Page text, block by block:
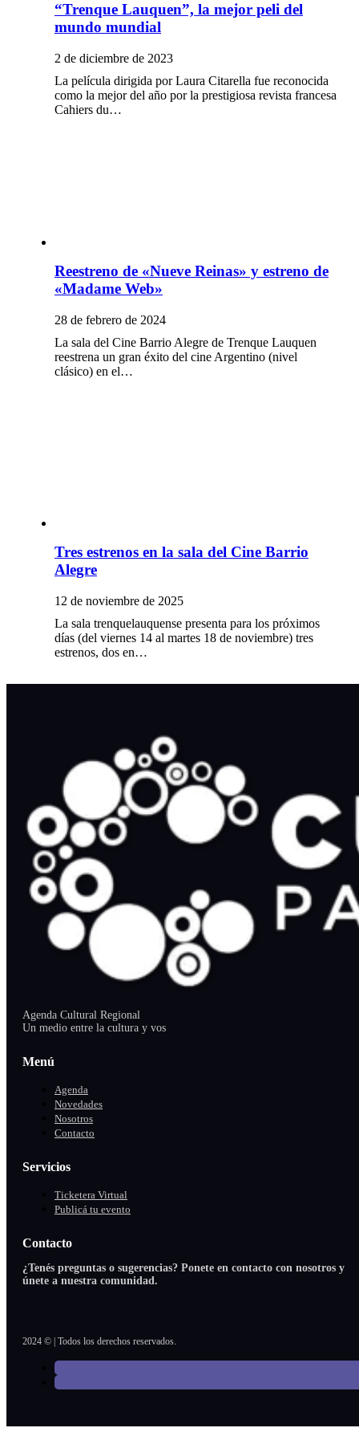
“Trenque Lauquen”, la mejor peli del
mundo mundial
2 de diciembre de 2023
La película dirigida por Laura Citarella fue reconocida
como la mejor del año por la prestigiosa revista francesa
Cahiers du…
Reestreno de «Nueve Reinas» y estreno de
«Madame Web»
28 de febrero de 2024
La sala del Cine Barrio Alegre de Trenque Lauquen
reestrena un gran éxito del cine Argentino (nivel
clásico) en el…
Tres estrenos en la sala del Cine Barrio
Alegre
12 de noviembre de 2025
La sala trenquelauquense presenta para los próximos
días (del viernes 14 al martes 18 de noviembre) tres
estrenos, dos en…
Agenda Cultural Regional
Un medio entre la cultura y vos
Menú
Agenda
Novedades
Nosotros
Contacto
Servicios
Ticketera Virtual
Publicá tu evento
Contacto
¿Tenés preguntas o sugerencias? Ponete en contacto con nosotros y
únete a nuestra comunidad.
2024 © | Todos los derechos reservados.